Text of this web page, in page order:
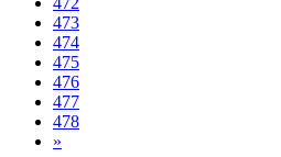
473
474
475
476
477
478
»